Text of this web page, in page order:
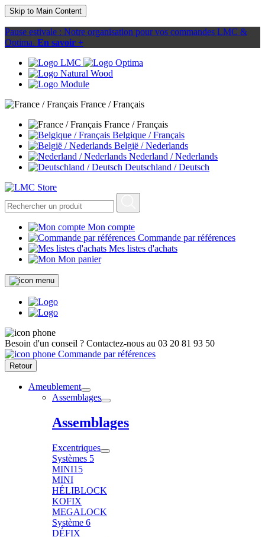
Skip to Main Content
Pause estivale : Notre organisation pour vos commandes LMC &
Optima. En savoir +
France / Français
France / Français
Belgique / Français
België / Nederlands
Nederland / Nederlands
Deutschland / Deutsch
Mon compte
Commande par références
Mes listes d'achats
Mon panier
Besoin d'un conseil ? Contactez-nous au 03 20 81 93 50
Commande par références
Retour
Ameublement
Assemblages
Assemblages
Excentriques
Systèmes 5
MINI15
MINI
HÉLIBLOCK
KOFIX
MEGALOCK
Système 6
DÉFIX